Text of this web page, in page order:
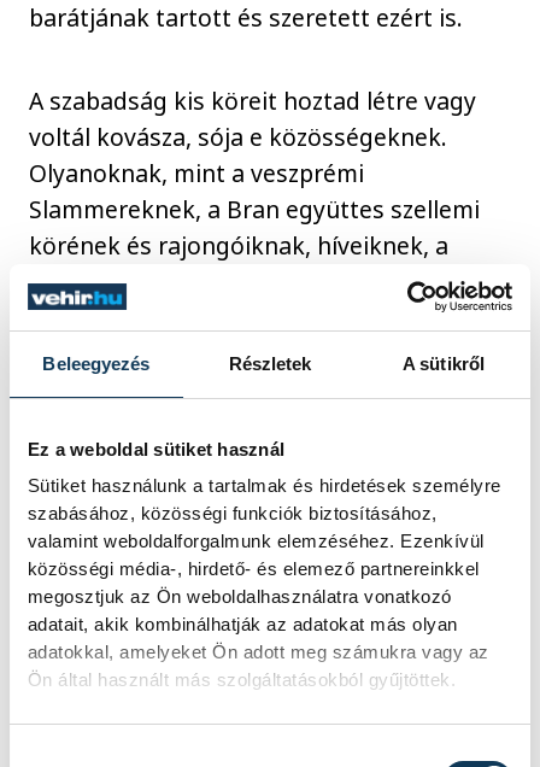
Beleegyezés Részletek A sütikről
Ez a weboldal sütiket használ
Sütiket használunk a tartalmak és hirdetések személyre
szabásához, közösségi funkciók biztosításához,
valamint weboldalforgalmunk elemzéséhez. Ezenkívül
közösségi média-, hirdető- és elemező partnereinkkel
megosztjuk az Ön weboldalhasználatra vonatkozó
adatait, akik kombinálhatják az adatokat más olyan
adatokkal, amelyeket Ön adott meg számukra vagy az
Ön által használt más szolgáltatásokból gyűjtöttek.
barátjának tartott és szeretett ezért is.
A szabadság kis köreit hoztad létre vagy
voltál kovásza, sója e közösségeknek.
Olyanoknak, mint a veszprémi
Slammereknek, a Bran együttes szellemi
körének és rajongóiknak, híveiknek, a
szárnypróbálgató együtteseknek, más
zene-művelőknek, előadóknak, amikor
próbahelyet kerestek, fellépésre áhítoztak.
Nagy nosztalgiával emlegetted a jeles
árveréseket, börzéket, melyekben szerepet
vállaltál vagy vállalhattál. Műtárgyakkal,
régiségekkel, rekvizitumokkal vagy
bakelitlemezekkel foglalkoztál az érték
őrzés jegyében, de milyen hiteles
igyekezettel.